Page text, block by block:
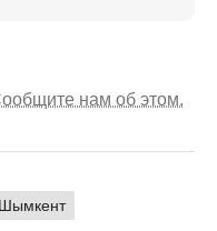
нам об этом.
Шымкент